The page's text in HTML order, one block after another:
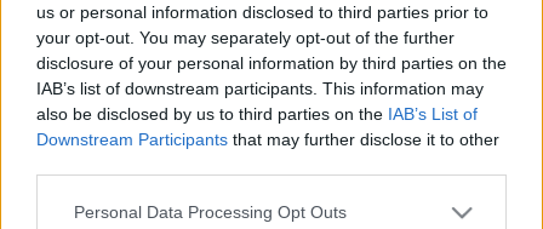
us or personal information disclosed to third parties prior to
your opt-out. You may separately opt-out of the further
disclosure of your personal information by third parties on the
IAB’s list of downstream participants. This information may
also be disclosed by us to third parties on the IAB’s List of
Downstream Participants that may further disclose it to other
Please note that this website/app uses one or more Google
Personal Data Processing Opt Outs
földalattin, és "legkegyelmesebben
megengedte", hogy a vasút felvegye az ő
nevét. Így lett az addigi Budapesti Földalatti
Villamos Közúti Vasútból Ferencz József
Földalatti Villamos Vasút Rt. A múzeum
bejáratától jobbra a földalatti vasút három
kocsija sorakozik: a 19-es, az 1-es és a 81-es